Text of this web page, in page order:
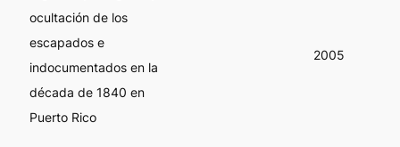
ocultación de los
escapados e
indocumentados en la
década de 1840 en
Puerto Rico
2005